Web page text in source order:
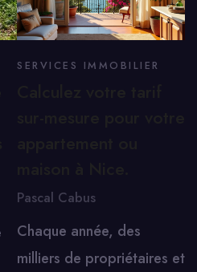
SERVICES IMMOBILIER
Pascal Cabus
Chaque année, des
milliers de propriétaires et